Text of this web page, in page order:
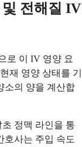
전해질 IV
로 이 IV 영양 요
재 영양 상태를 기
소의 양을 계산합
정맥 라인을 통
호사는 주입 속도